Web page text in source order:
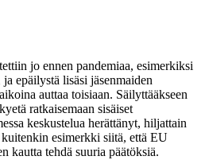
jo ennen pandemiaa, esimerkiksi
epäilystä lisäsi jäsenmaiden
auttaa toisiaan. Säilyttääkseen
ratkaisemaan sisäiset
keskustelua herättänyt, hiljattain
esimerkki siitä, että EU
kautta tehdä suuria päätöksiä.